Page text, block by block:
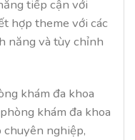
tiếp cận với
hợp theme với các
năng và tùy chỉnh
khám đa khoa
khám đa khoa
nghiệp,